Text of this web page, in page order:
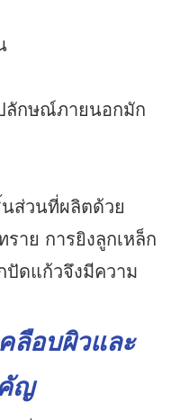
ลักษณ์ภายนอกมัก
ลือบผิวและ
ญ